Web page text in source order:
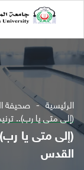
الرئيسية صحيفة
(إلى متى يا رب)..
(إلى متى يا
القدس